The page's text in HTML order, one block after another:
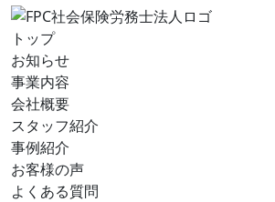
トップ
お知らせ
事業内容
会社概要
スタッフ紹介
事例紹介
お客様の声
よくある質問